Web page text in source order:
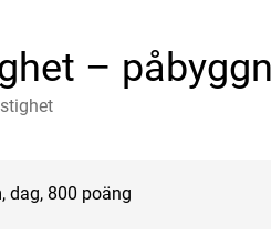
–
dag, 800 poäng